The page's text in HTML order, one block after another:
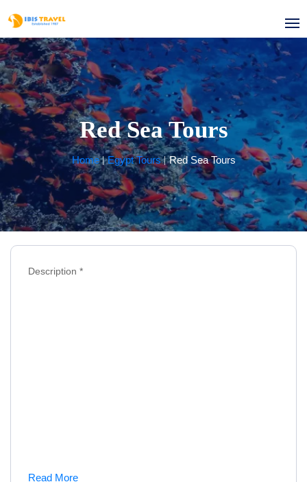
Red Sea Tours
Home Egypt Tours Red Sea Tours
Description *
Read More